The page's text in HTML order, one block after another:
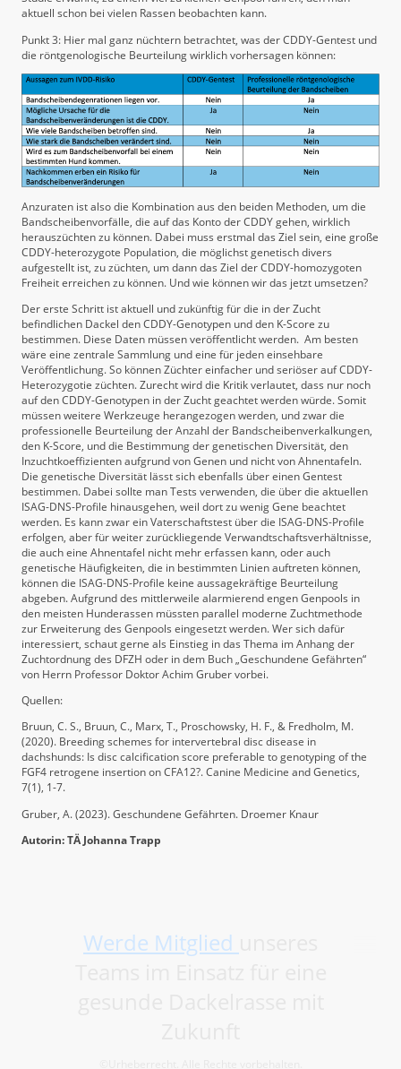
aktuell schon bei vielen Rassen beobachten kann.
Punkt 3: Hier mal ganz nüchtern betrachtet, was der CDDY-Gentest und
die röntgenologische Beurteilung wirklich vorhersagen können:
Anzuraten ist also die Kombination aus den beiden Methoden, um die
Bandscheibenvorfälle, die auf das Konto der CDDY gehen, wirklich
herauszüchten zu können. Dabei muss erstmal das Ziel sein, eine große
CDDY-heterozygote Population, die möglichst genetisch divers
aufgestellt ist, zu züchten, um dann das Ziel der CDDY-homozygoten
Freiheit erreichen zu können. Und wie können wir das jetzt umsetzen?
Der erste Schritt ist aktuell und zukünftig für die in der Zucht
befindlichen Dackel den CDDY-Genotypen und den K-Score zu
bestimmen. Diese Daten müssen veröffentlicht werden. Am besten
wäre eine zentrale Sammlung und eine für jeden einsehbare
Veröffentlichung. So können Züchter einfacher und seriöser auf CDDY-
Heterozygotie züchten. Zurecht wird die Kritik verlautet, dass nur noch
auf den CDDY-Genotypen in der Zucht geachtet werden würde. Somit
müssen weitere Werkzeuge herangezogen werden, und zwar die
professionelle Beurteilung der Anzahl der Bandscheibenverkalkungen,
den K-Score, und die Bestimmung der genetischen Diversität, den
Inzuchtkoeffizienten aufgrund von Genen und nicht von Ahnentafeln.
Die genetische Diversität lässt sich ebenfalls über einen Gentest
bestimmen. Dabei sollte man Tests verwenden, die über die aktuellen
ISAG-DNS-Profile hinausgehen, weil dort zu wenig Gene beachtet
werden. Es kann zwar ein Vaterschaftstest über die ISAG-DNS-Profile
erfolgen, aber für weiter zurückliegende Verwandtschaftsverhältnisse,
die auch eine Ahnentafel nicht mehr erfassen kann, oder auch
genetische Häufigkeiten, die in bestimmten Linien auftreten können,
können die ISAG-DNS-Profile keine aussagekräftige Beurteilung
abgeben. Aufgrund des mittlerweile alarmierend engen Genpools in
den meisten Hunderassen müssten parallel moderne Zuchtmethode
zur Erweiterung des Genpools eingesetzt werden. Wer sich dafür
interessiert, schaut gerne als Einstieg in das Thema im Anhang der
Zuchtordnung des DFZH oder in dem Buch „Geschundene Gefährten“
von Herrn Professor Doktor Achim Gruber vorbei.
Quellen:
Bruun, C. S., Bruun, C., Marx, T., Proschowsky, H. F., & Fredholm, M.
(2020). Breeding schemes for intervertebral disc disease in
dachshunds: Is disc calcification score preferable to genotyping of the
FGF4 retrogene insertion on CFA12?. Canine Medicine and Genetics,
7(1), 1-7.
Gruber, A. (2023). Geschundene Gefährten. Droemer Knaur
Autorin: TÄ Johanna Trapp
Werde Mitglied